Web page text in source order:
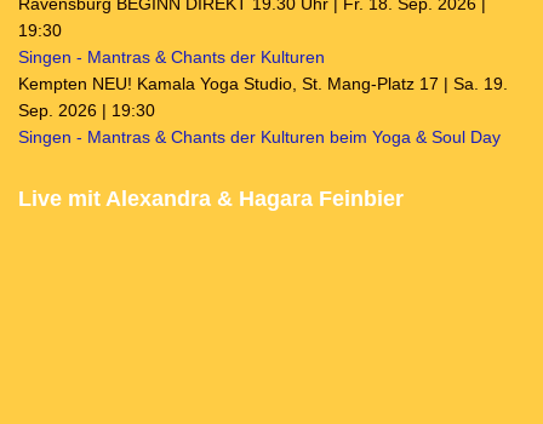
19:30
Singen - Mantras & Chants der Kulturen
Kempten NEU! Kamala Yoga Studio, St. Mang-Platz 17 | Sa. 19.
Sep. 2026 | 19:30
Singen - Mantras & Chants der Kulturen beim Yoga & Soul Day
Live mit Alexandra & Hagara Feinbier